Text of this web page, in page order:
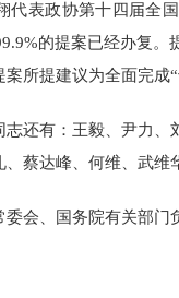
代表政协第十四届全
的提案已经办复
所提建议为全面完成
志还有：王毅、尹力
蔡达峰、何维、武维
会、国务院有关部门